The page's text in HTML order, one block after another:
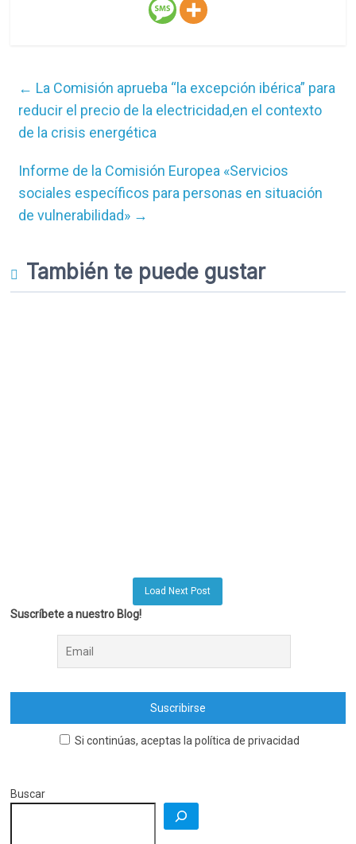
← La Comisión aprueba “la excepción ibérica” para
reducir el precio de la electricidad,en el contexto
de la crisis energética
Informe de la Comisión Europea «Servicios
sociales específicos para personas en situación
de vulnerabilidad» →
También te puede gustar
Load Next Post
Suscríbete a nuestro Blog!
Si continúas, aceptas la política de privacidad
Buscar